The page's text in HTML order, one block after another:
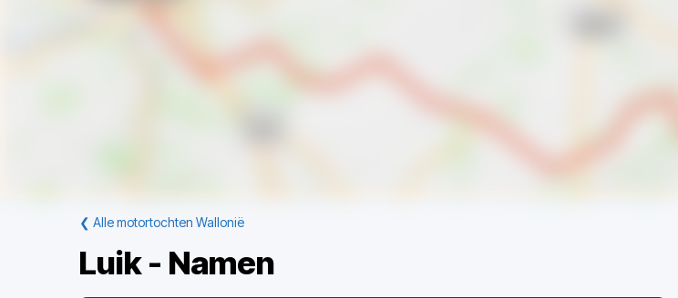
❮ Alle motortochten Wallonië
Luik - Namen